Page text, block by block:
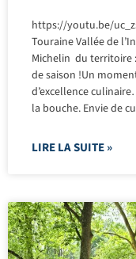
https://youtu.be/
Touraine Vallée de
Michelin du territoire
de saison !Un
d’excellence
la bouche. Envie de
LIRE LA SUITE »